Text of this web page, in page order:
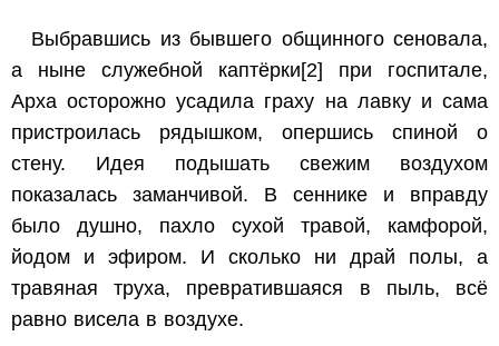
Выбравшись из бывшего общинного сеновала,
а ныне служебной каптёрки[2] при госпитале,
Арха осторожно усадила граху на лавку и сама
пристроилась рядышком, опершись спиной о
стену. Идея подышать свежим воздухом
показалась заманчивой. В сеннике и вправду
было душно, пахло сухой травой, камфорой,
йодом и эфиром. И сколько ни драй полы, а
травяная труха, превратившаяся в пыль, всё
равно висела в воздухе.